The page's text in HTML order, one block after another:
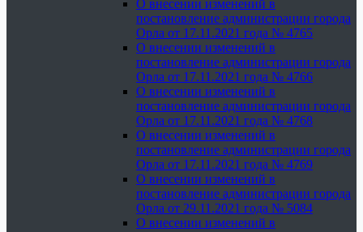
О внесении изменений в
постановление администрации города
Орла от 17.11.2021 года № 4765
О внесении изменений в
постановление администрации города
Орла от 17.11.2021 года № 4766
О внесении изменений в
постановление администрации города
Орла от 17.11.2021 года № 4768
О внесении изменений в
постановление администрации города
Орла от 17.11.2021 года № 4769
О внесении изменений в
постановление администрации города
Орла от 29.11.2021 года № 5084
О внесении изменений в